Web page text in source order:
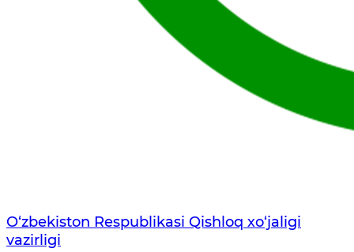
O‘zbekiston Respublikasi Qishloq хo‘jаligi
vаzirligi